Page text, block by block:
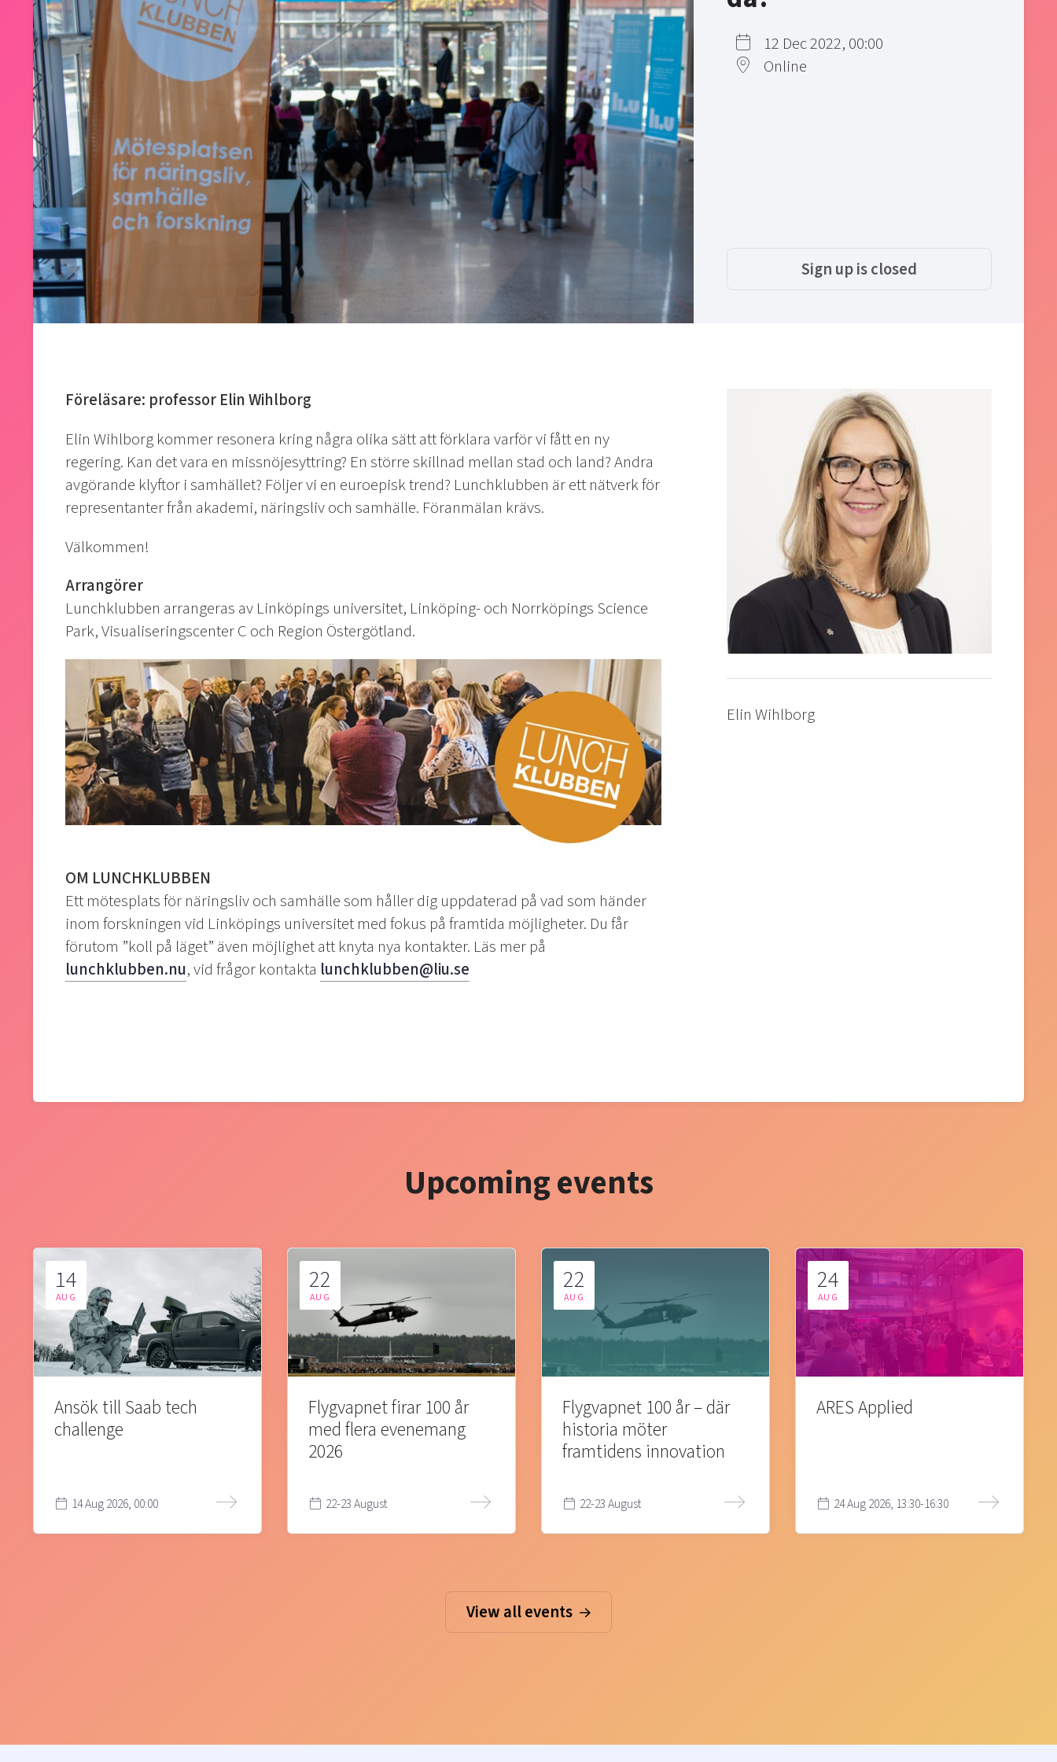
12 Dec 2022, 00:00
Online
Sign up is closed
Föreläsare: professor Elin Wihlborg
Elin Wihlborg kommer resonera kring några olika sätt att förklara varför vi fått en ny
regering. Kan det vara en missnöjesyttring? En större skillnad mellan stad och land? Andra
avgörande klyftor i samhället? Följer vi en euroepisk trend? Lunchklubben är ett nätverk för
representanter från akademi, näringsliv och samhälle. Föranmälan krävs.
Välkommen!
Arrangörer
Lunchklubben arrangeras av Linköpings universitet, Linköping- och Norrköpings Science
Park, Visualiseringscenter C och Region Östergötland.
OM LUNCHKLUBBEN
Ett mötesplats för näringsliv och samhälle som håller dig uppdaterad på vad som händer
inom forskningen vid Linköpings universitet med fokus på framtida möjligheter. Du får
förutom ”koll på läget” även möjlighet att knyta nya kontakter. Läs mer på
lunchklubben.nu, vid frågor kontakta lunchklubben@liu.se
Elin Wihlborg
Upcoming events
14
AUG
Ansök till Saab tech
challenge
14 Aug 2026, 00:00
22
AUG
Flygvapnet firar 100 år
med flera evenemang
2026
22-23 August
22
AUG
Flygvapnet 100 år – där
historia möter
framtidens innovation
22-23 August
24
AUG
ARES Applied
24 Aug 2026, 13:30-16:30
View all events